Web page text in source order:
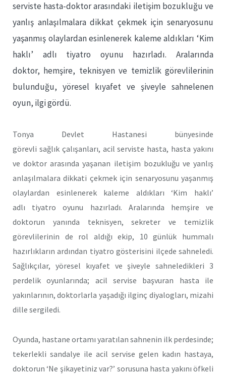
serviste hasta-doktor arasındaki iletişim bozukluğu ve
yanlış anlaşılmalara dikkat çekmek için senaryosunu
yaşanmış olaylardan esinlenerek kaleme aldıkları ‘Kim
haklı’ adlı tiyatro oyunu hazırladı. Aralarında
doktor, hemşire, teknisyen ve temizlik görevlilerinin
bulunduğu, yöresel kıyafet ve şiveyle sahnelenen
oyun, ilgi gördü.
Tonya Devlet Hastanesi bünyesinde
görevli sağlık çalışanları, acil serviste hasta, hasta yakını
ve doktor arasında yaşanan iletişim bozukluğu ve yanlış
anlaşılmalara dikkati çekmek için senaryosunu yaşanmış
olaylardan esinlenerek kaleme aldıkları ‘Kim haklı’
adlı tiyatro oyunu hazırladı. Aralarında hemşire ve
doktorun yanında teknisyen, sekreter ve temizlik
görevlilerinin de rol aldığı ekip, 10 günlük hummalı
hazırlıkların ardından tiyatro gösterisini ilçede sahneledi.
Sağlıkçılar, yöresel kıyafet ve şiveyle sahneledikleri 3
perdelik oyunlarında; acil servise başvuran hasta ile
yakınlarının, doktorlarla yaşadığı ilginç diyalogları, mizahi
dille sergiledi.
Oyunda, hastane ortamı yaratılan sahnenin ilk perdesinde;
tekerlekli sandalye ile acil servise gelen kadın hastaya,
doktorun ‘Ne şikayetiniz var?’ sorusuna hasta yakını öfkeli